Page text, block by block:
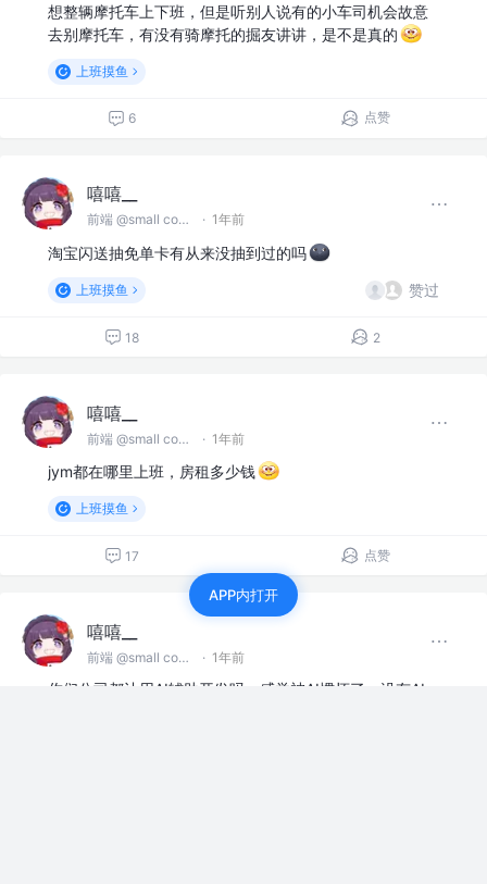
想整辆摩托车上下班，但是听别人说有的小车司机会故意
去别摩托车，有没有骑摩托的掘友讲讲，是不是真的
上班摸鱼
6 点赞
嘻嘻__
前端 @small company · 1年前
淘宝闪送抽免单卡有从来没抽到过的吗
上班摸鱼 赞过
18 2
嘻嘻__
前端 @small company · 1年前
jym都在哪里上班，房租多少钱
上班摸鱼
17 点赞
嘻嘻__
前端 @small company · 1年前
你们公司都让用AI辅助开发吗，感觉被AI惯坏了，没有AI
APP内打开